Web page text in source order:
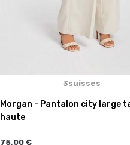
3suisses
Morgan - Pantalon city large
haute
75,00 €